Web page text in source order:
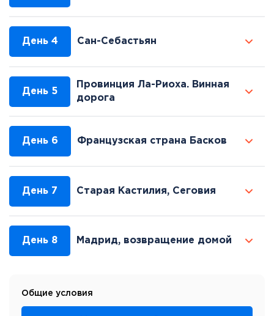
День 4 Сан-Себастьян
День 5
Провинция Ла-Риоха. Винная
дорога
День 6 Французская страна Басков
День 7 Старая Кастилия, Сеговия
День 8 Мадрид, возвращение домой
Общие условия